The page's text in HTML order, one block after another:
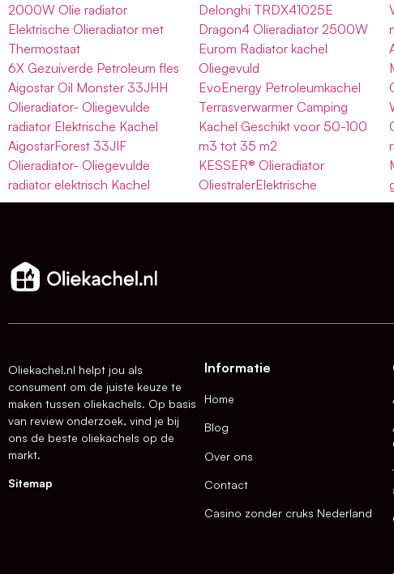
2000W Olie radiator
Elektrische Olieradiator met
Thermostaat
6X Gezuiverde Petroleum fles
Aigostar Oil Monster 33JHH
Olieradiator- Oliegevulde
radiator Elektrische Kachel
AigostarForest 33JIF
Olieradiator- Oliegevulde
radiator elektrisch Kachel
Delonghi TRDX41025E
Dragon4 Olieradiator 2500W
Eurom Radiator kachel
Oliegevuld
EvoEnergy Petroleumkachel
Terrasverwarmer Camping
Kachel Geschikt voor 50-100
m3 tot 35 m2
KESSER® Olieradiator
OliestralerElektrische
Oliekachel.nl helpt jou als
consument om de juiste keuze te
maken tussen oliekachels. Op basis
van review onderzoek, vind je bij
ons de beste oliekachels op de
markt.
Sitemap
Informatie
Home
Blog
Over ons
Contact
Casino zonder cruks Nederland